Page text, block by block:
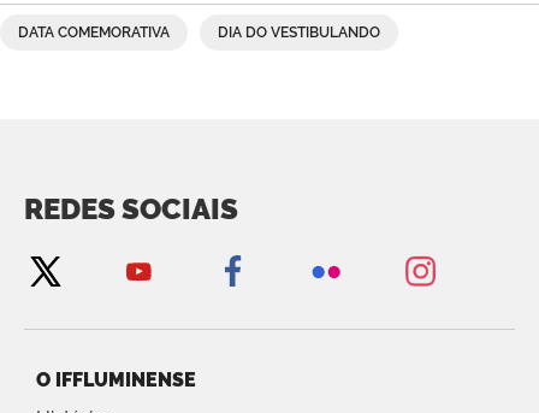
DATA COMEMORATIVA DIA DO VESTIBULANDO
REDES SOCIAIS
O IFFLUMINENSE